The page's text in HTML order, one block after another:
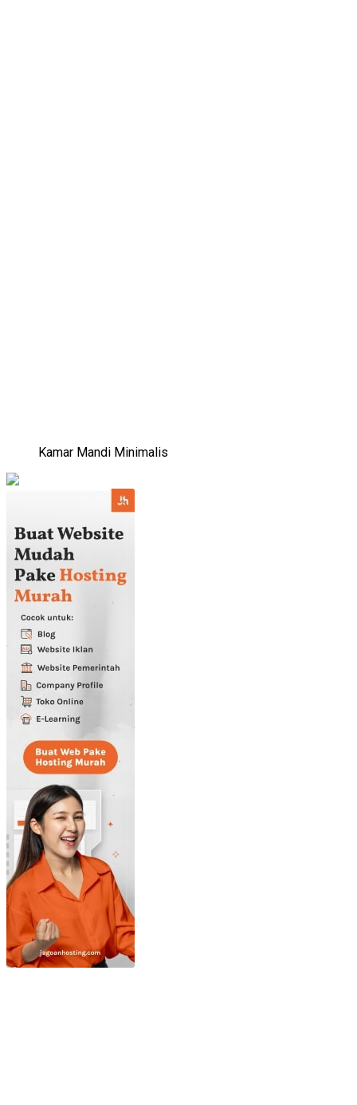
Kamar Mandi Minimalis